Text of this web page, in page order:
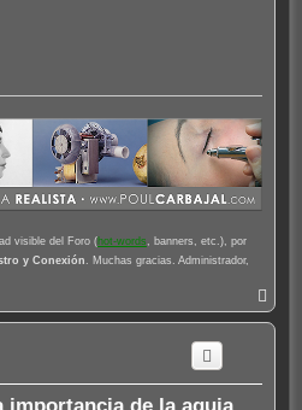
visible del Foro (hot-words , banners, etc.), por
y Conexión . Muchas gracias. Administrador,
r
r
importancia de la aguja